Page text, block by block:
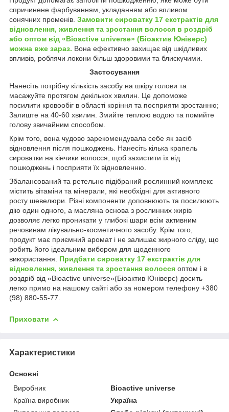
спричинене фарбуванням, укладанням або впливом
сонячних променів. Замовити сироватку 17 екстрактів для
відновлення, живлення та зростання волосся в роздріб
або оптом від «Bioactive universe» (Біоактив Юніверс)
можна вже зараз. Вона ефективно захищає від шкідливих
впливів, роблячи локони більш здоровими та блискучими.
Застосування
Нанесіть потрібну кількість засобу на шкіру голови та
масажуйте протягом декількох хвилин. Це допоможе
посилити кровообіг в області коріння та посприяти зростанню;
Залиште на 40-60 хвилин. Змийте теплою водою та помийте
голову звичайним способом.
Крім того, вона чудово зарекомендувала себе як засіб
відновлення після пошкоджень. Нанесіть кілька крапель
сироватки на кінчики волосся, щоб захистити їх від
пошкоджень і посприяти їх відновленню.
Збалансований та ретельно підібраний рослинний комплекс
містить вітаміни та мінерали, які необхідні для активного
росту шевелюри. Різні компоненти доповнюють та посилюють
дію один одного, а масляна основа з рослинних жирів
дозволяє легко проникати у глибокі шари всім активним
речовинам лікувально-косметичного засобу. Крім того,
продукт має приємний аромат і не залишає жирного сліду, що
робить його ідеальним вибором для щоденного
використання. Придбати сироватку 17 екстрактів для
відновлення, живлення та зростання волосся оптом і в
роздріб від «Bioactive universe»(Біоактив Юніверс) досить
легко прямо на нашому сайті або за номером телефону +380
(98) 880-55-77.
Приховати
Характеристики
Основні
Виробник
Bioactive universe
Країна виробник
Україна